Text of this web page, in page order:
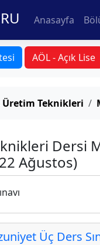
Anasayfa
AÖL - Açık Lise
Üretim Teknikleri
Dersi
Ağustos)
Üç Ders